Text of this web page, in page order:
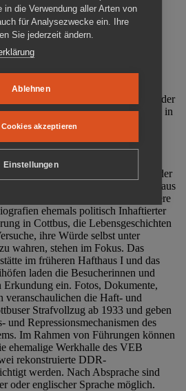
Cottbus ist ein Ort
Anschaulich, nah und
der DDR gründeten im Oktober
Cottbus e. V. (MRZ), der
Gefängnisses (1860-2002) in
der Gedenkstätte Zuchthaus
der Gedenkstätte steht die
Unrecht während der
und der SED-Diktatur.
und Sonderausstellungen in der
Beispiele politischen Unrechts aus
des 20. Jahrhunderts. Eine besondere
ehemals politisch Inhaftierter
in Cottbus, die Lebensgeschichten
ihre Würde selbst unter
wahren, stehen im Fokus. Das
im früheren Hafthaus I und das
laden die Besucherinnen und
Erkundung ein. Fotos, Dokumente,
veranschaulichen die Haft- und
Strafvollzug ab 1933 und geben
Repressionsmechanismen des
Im Rahmen von Führungen können
ehemalige Werkhalle des VEB
rekonstruierte DDR-
werden. Nach Absprache sind
oder englischer Sprache möglich.
in die Verwendung aller Arten von
für Analysezwecke ein. Ihre
Sie jederzeit ändern.
Ablehnen
akzeptieren
Einstellungen